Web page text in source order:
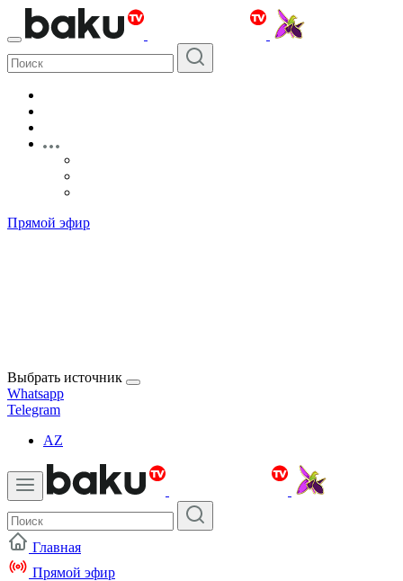
Прямой эфир
Выбрать источник
Whatsapp
Telegram
AZ
Главная
Прямой эфир